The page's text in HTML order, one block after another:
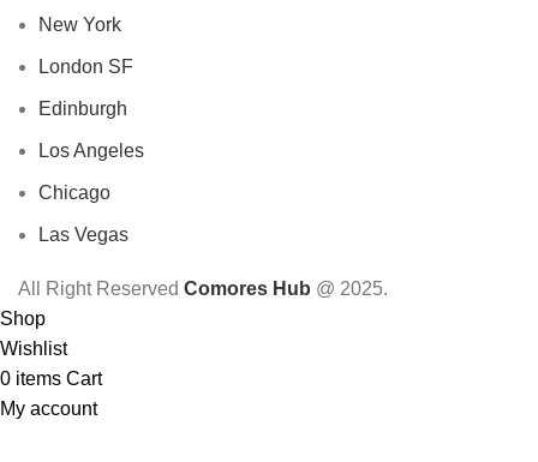
New York
London SF
Edinburgh
Los Angeles
Chicago
Las Vegas
All Right Reserved Comores Hub @ 2025.
Shop
Wishlist
0 items Cart
My account